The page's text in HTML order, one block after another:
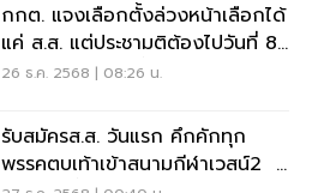
กกต. แจงเลือกตั้งล่วงหน้าเลือกได้
แค่ ส.ส. แต่ประชามติต้องไปวันที่ 8
ก.พ. วันเดียวเท่านั้น
26 ธ.ค. 2568 | 08:26 น.
รับสมัครส.ส. วันแรก คึกคักทุก
พรรคตบเท้าเข้าสนามกีฬาเวสน์2 สู้